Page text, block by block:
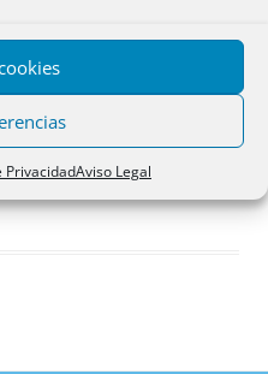
PrivacidadAviso Legal